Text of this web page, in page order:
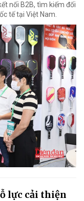
nối B2B, tìm kiếm đối
tế tại Việt Nam.
lực cải thiện